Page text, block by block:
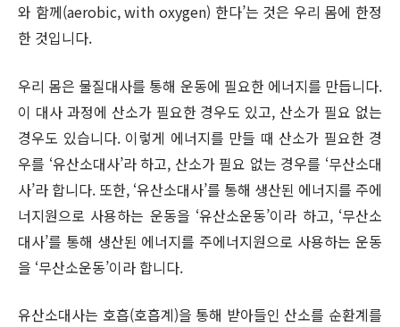
와 함께(aerobic, with oxygen) 한다’는 것은 우리 몸에 한정
한 것입니다.
우리 몸은 물질대사를 통해 운동에 필요한 에너지를 만듭니다.
이 대사 과정에 산소가 필요한 경우도 있고, 산소가 필요 없는
경우도 있습니다. 이렇게 에너지를 만들 때 산소가 필요한 경
우를 ‘유산소대사’라 하고, 산소가 필요 없는 경우를 ‘무산소대
사’라 합니다. 또한, ‘유산소대사’를 통해 생산된 에너지를 주에
너지원으로 사용하는 운동을 ‘유산소운동’이라 하고, ‘무산소
대사’를 통해 생산된 에너지를 주에너지원으로 사용하는 운동
을 ‘무산소운동’이라 합니다.
유산소대사는 호흡(호흡계)을 통해 받아들인 산소를 순환계를